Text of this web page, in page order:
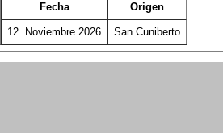
Fecha Origen
12. Noviembre 2026 San Cuniberto